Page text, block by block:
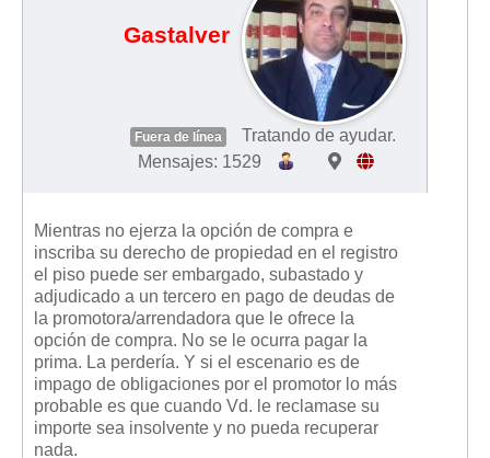
Gastalver
Fuera de línea
Tratando de ayudar.
Mensajes: 1529
Mientras no ejerza la opción de compra e
inscriba su derecho de propiedad en el registro
el piso puede ser embargado, subastado y
adjudicado a un tercero en pago de deudas de
la promotora/arrendadora que le ofrece la
opción de compra. No se le ocurra pagar la
prima. La perdería. Y si el escenario es de
impago de obligaciones por el promotor lo más
probable es que cuando Vd. le reclamase su
importe sea insolvente y no pueda recuperar
nada.